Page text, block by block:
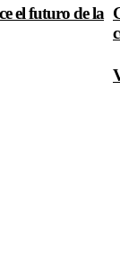
el futuro de la